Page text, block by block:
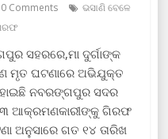
0 Comments
ଭସାଣି ବେଳେ
ସହରରେ,ମା ଦୁର୍ଗାଙ୍କ
ମୃତ ଘଟଣାରେ ଅଭିଯୁକ୍ତ
ନବରଙ୍ଗପୁର ସଦର
୩ ଆକ୍ରମଣକାରୀଙ୍କୁ ଗିରଫ
ଅନୁସାରେ ଗତ ୧୪ ତାରିଖ